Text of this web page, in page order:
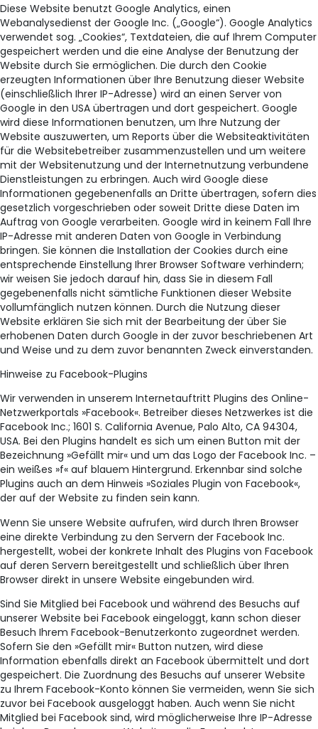
Diese Website benutzt Google Analytics, einen
Webanalysedienst der Google Inc. („Google“). Google Analytics
verwendet sog. „Cookies“, Textdateien, die auf Ihrem Computer
gespeichert werden und die eine Analyse der Benutzung der
Website durch Sie ermöglichen. Die durch den Cookie
erzeugten Informationen über Ihre Benutzung dieser Website
(einschließlich Ihrer IP-Adresse) wird an einen Server von
Google in den USA übertragen und dort gespeichert. Google
wird diese Informationen benutzen, um Ihre Nutzung der
Website auszuwerten, um Reports über die Websiteaktivitäten
für die Websitebetreiber zusammenzustellen und um weitere
mit der Websitenutzung und der Internetnutzung verbundene
Dienstleistungen zu erbringen. Auch wird Google diese
Informationen gegebenenfalls an Dritte übertragen, sofern dies
gesetzlich vorgeschrieben oder soweit Dritte diese Daten im
Auftrag von Google verarbeiten. Google wird in keinem Fall Ihre
IP-Adresse mit anderen Daten von Google in Verbindung
bringen. Sie können die Installation der Cookies durch eine
entsprechende Einstellung Ihrer Browser Software verhindern;
wir weisen Sie jedoch darauf hin, dass Sie in diesem Fall
gegebenenfalls nicht sämtliche Funktionen dieser Website
vollumfänglich nutzen können. Durch die Nutzung dieser
Website erklären Sie sich mit der Bearbeitung der über Sie
erhobenen Daten durch Google in der zuvor beschriebenen Art
und Weise und zu dem zuvor benannten Zweck einverstanden.
Hinweise zu Facebook-Plugins
Wir verwenden in unserem Internetauftritt Plugins des Online-
Netzwerkportals »Facebook«. Betreiber dieses Netzwerkes ist die
Facebook Inc.; 1601 S. California Avenue, Palo Alto, CA 94304,
USA. Bei den Plugins handelt es sich um einen Button mit der
Bezeichnung »Gefällt mir« und um das Logo der Facebook Inc. –
ein weißes »f« auf blauem Hintergrund. Erkennbar sind solche
Plugins auch an dem Hinweis »Soziales Plugin von Facebook«,
der auf der Website zu finden sein kann.
Wenn Sie unsere Website aufrufen, wird durch Ihren Browser
eine direkte Verbindung zu den Servern der Facebook Inc.
hergestellt, wobei der konkrete Inhalt des Plugins von Facebook
auf deren Servern bereitgestellt und schließlich über Ihren
Browser direkt in unsere Website eingebunden wird.
Sind Sie Mitglied bei Facebook und während des Besuchs auf
unserer Website bei Facebook eingeloggt, kann schon dieser
Besuch Ihrem Facebook-Benutzerkonto zugeordnet werden.
Sofern Sie den »Gefällt mir« Button nutzen, wird diese
Information ebenfalls direkt an Facebook übermittelt und dort
gespeichert. Die Zuordnung des Besuchs auf unserer Website
zu Ihrem Facebook-Konto können Sie vermeiden, wenn Sie sich
zuvor bei Facebook ausgeloggt haben. Auch wenn Sie nicht
Mitglied bei Facebook sind, wird möglicherweise Ihre IP-Adresse